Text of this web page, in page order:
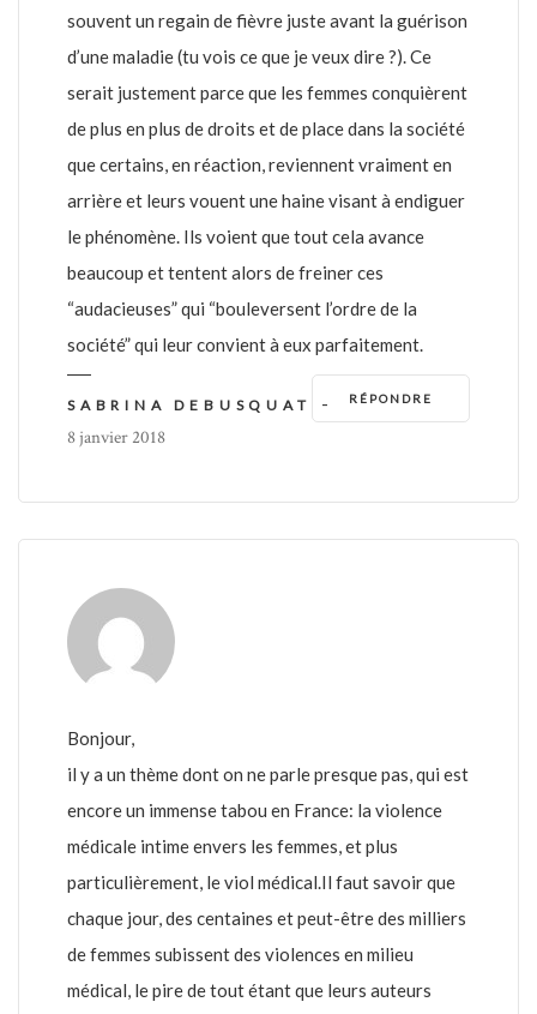
souvent un regain de fièvre juste avant la guérison
d’une maladie (tu vois ce que je veux dire ?). Ce
serait justement parce que les femmes conquièrent
de plus en plus de droits et de place dans la société
que certains, en réaction, reviennent vraiment en
arrière et leurs vouent une haine visant à endiguer
le phénomène. Ils voient que tout cela avance
beaucoup et tentent alors de freiner ces
“audacieuses” qui “bouleversent l’ordre de la
société” qui leur convient à eux parfaitement.
RÉPONDRE
SABRINA DEBUSQUAT -
8 janvier 2018
Bonjour,
il y a un thème dont on ne parle presque pas, qui est
encore un immense tabou en France: la violence
médicale intime envers les femmes, et plus
particulièrement, le viol médical.Il faut savoir que
chaque jour, des centaines et peut-être des milliers
de femmes subissent des violences en milieu
médical, le pire de tout étant que leurs auteurs